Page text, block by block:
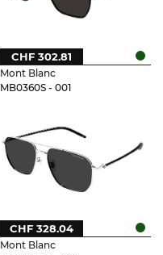
Mont Blanc
MB0360S - 001
CHF 302.81
Mont Blanc
CHF 328.04